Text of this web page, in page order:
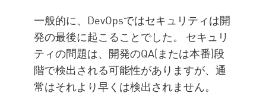
一般的に、DevOpsではセキュリティは開
発の最後に起こることでした。 セキュリ
ティの問題は、開発のQA(または本番)段
階で検出される可能性がありますが、通
常はそれより早くは検出されません。